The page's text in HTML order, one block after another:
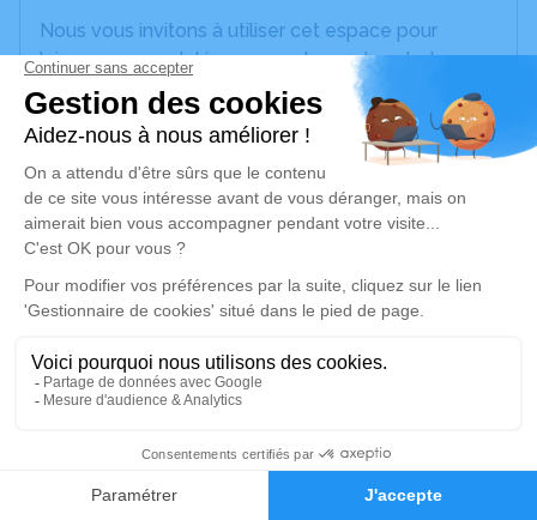
Faire-part Hommages
Nous vous invitons à utiliser cet espace pour
laisser vos condoléances, partager des photos
souvenirs, une anecdote ou exprimer vos pensées
à travers des poèmes ou des textes. Cet endroit
est un lieu d'expression dédié à honorer la
mémoire d’Alex ABT.
Un service de plantation d’arbre hommage est
disponible ici.
Cérémonie civile
Chambre Funeraire du Gra de Pontarlier
10 Rue Charles Maire